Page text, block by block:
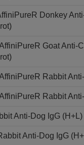
Donkey
Goat Anti-
Rabbit
Rabbit
Anti-Dog IgG (H+L)
Anti-Dog IgG